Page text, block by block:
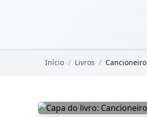
Início / Livros / Cancioneiro